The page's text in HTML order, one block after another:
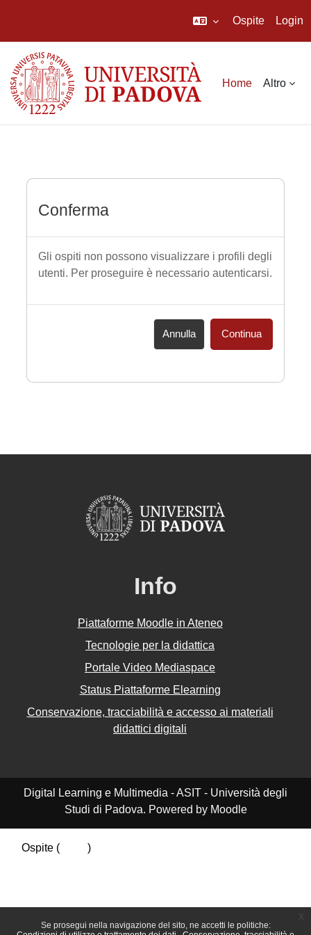
Se prosegui nella navigazione del sito, ne accetti le politiche:
Ospite Login
Home Altro
Conferma
Gli ospiti non possono visualizzare i profili degli
utenti. Per proseguire è necessario autenticarsi.
Annulla Continua
Info
Piattaforme Moodle in Ateneo
Tecnologie per la didattica
Portale Video Mediaspace
Status Piattaforme Elearning
Conservazione, tracciabilità e accesso ai materiali
didattici digitali
Digital Learning e Multimedia - ASIT - Università degli
Studi di Padova. Powered by Moodle
Ospite (
)